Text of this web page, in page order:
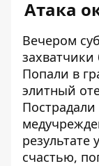
Атака
Вечером
захватчики
Попали в
элитный
результате
счастью,